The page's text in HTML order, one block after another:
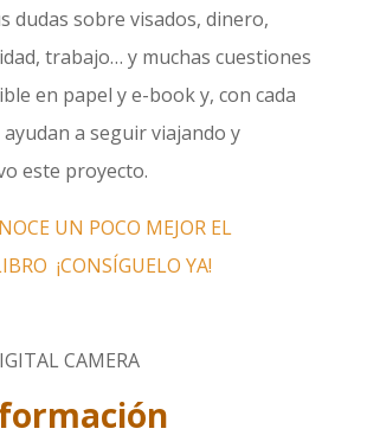
dudas sobre visados, dinero,
trabajo… y muchas cuestiones
en papel y e-book y, con cada
a seguir viajando y
este proyecto.
UN POCO MEJOR EL
¡CONSÍGUELO YA!
CAMERA